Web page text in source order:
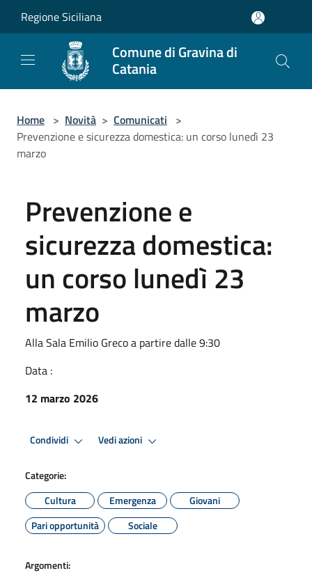
Regione Siciliana
Comune di Gravina di
Catania
Home > Novità > Comunicati >
Prevenzione e sicurezza domestica: un corso lunedì 23
marzo
Prevenzione e
sicurezza domestica:
un corso lunedì 23
marzo
Alla Sala Emilio Greco a partire dalle 9:30
Data :
12 marzo 2026
Condividi Vedi azioni
Categorie:
Cultura
Emergenza
Giovani
Pari opportunità
Sociale
Argomenti: